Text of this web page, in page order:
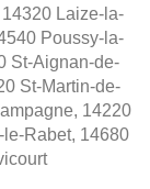
Laize-la-
Poussy-la-
St-Aignan-de-
St-Martin-de-
14220
Rabet, 14680